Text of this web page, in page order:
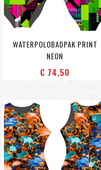
WATERPOLOBADPAK PRINT
NEON
€ 74,50